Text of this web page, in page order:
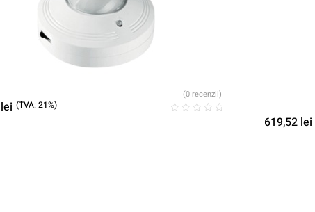
lei (TVA: 21%)
(0 recenzii)
619,52 lei